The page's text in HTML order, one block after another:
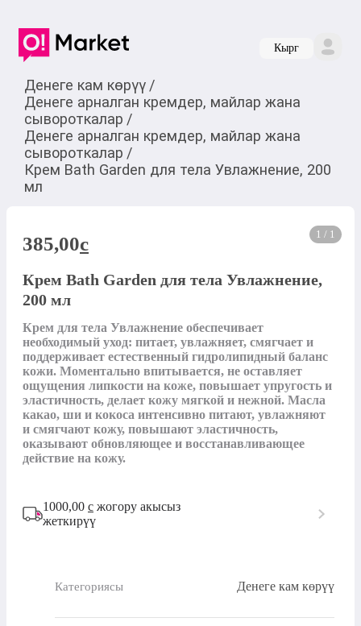
Кырг
Денеге кам көрүү /
Денеге арналган кремдер, майлар жана
сывороткалар /
Денеге арналган кремдер, майлар жана
сывороткалар /
Крем Bath Garden для тела Увлажнение, 200
мл
1 / 1
385,00c
Крем Bath Garden для тела Увлажнение,
200 мл
Крем для тела Увлажнение обеспечивает
необходимый уход: питает, увлажняет, смягчает и
поддерживает естественный гидролипидный баланс
кожи. Моментально впитывается, не оставляет
ощущения липкости на коже, повышает упругость и
эластичность, делает кожу мягкой и нежной. Масла
какао, ши и кокоса интенсивно питают, увлажняют
и смягчают кожу, повышают эластичность,
оказывают обновляющее и восстанавливающее
действие на кожу.
1000,00 с жогору акысыз
жеткирүү
Категориясы Денеге кам көрүү